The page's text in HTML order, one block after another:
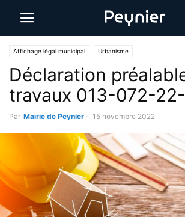
Affichage légal municipal Urbanisme
Déclaration
travaux 013-072-
Par Mairie de Peynier - 15 novembre 2022